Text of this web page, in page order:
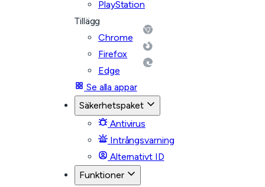
PlayStation
Tillägg
Chrome
Firefox
Edge
Se alla appar
Säkerhetspaket
Antivirus
Intrångsvarning
Alternativt ID
Funktioner